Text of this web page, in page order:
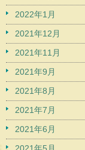
2022年1月
2021年12月
2021年11月
2021年9月
2021年8月
2021年7月
2021年6月